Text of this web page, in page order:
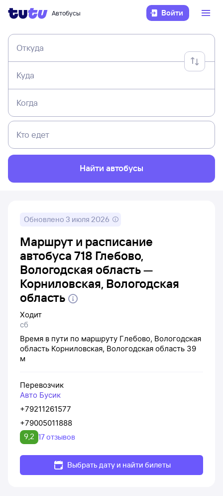
Автобусы Войти
Откуда
Куда
Когда
Кто едет
Найти автобусы
Обновлено 3 июля 2026
Маршрут и расписание
автобуса 718 Глебово,
Вологодская область —
Корниловская, Вологодская
область
Ходит
сб
Время в пути по маршруту Глебово, Вологодская
область Корниловская, Вологодская область 39
м
Перевозчик
Авто Бусик
+79211261577
+79005011888
9,2 17 отзывов
Выбрать дату и найти билеты